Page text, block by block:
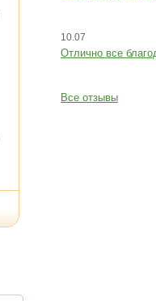
10.07
Отлично все
Все отзывы